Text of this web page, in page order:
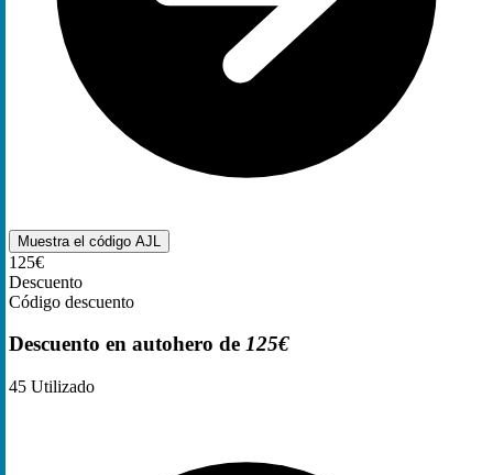
Muestra el código AJL
125€
Descuento
Código descuento
Descuento en autohero de 125€
45 Utilizado